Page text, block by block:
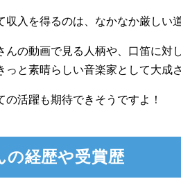
収入を得るのは、なかなか厳しい
んの動画で見る人柄や、口笛に対
っと素晴らしい音楽家として大成
の活躍も期待できそうですよ！
の経歴や受賞歴